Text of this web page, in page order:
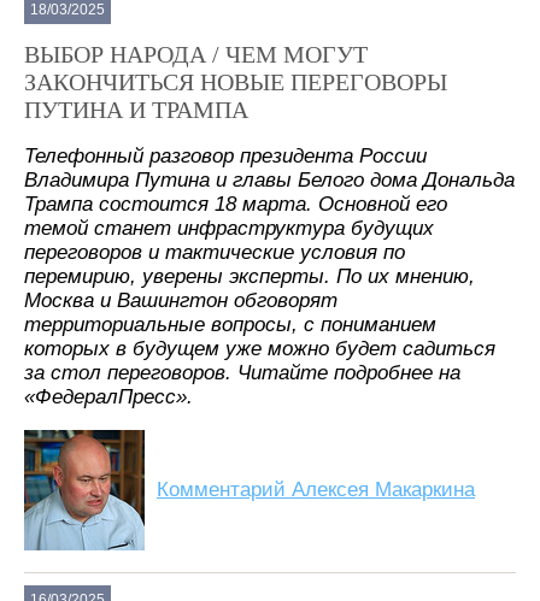
18/03/2025
ВЫБОР НАРОДА / ЧЕМ МОГУТ
ЗАКОНЧИТЬСЯ НОВЫЕ ПЕРЕГОВОРЫ
ПУТИНА И ТРАМПА
Телефонный разговор президента России
Владимира Путина и главы Белого дома Дональда
Трампа состоится 18 марта. Основной его
темой станет инфраструктура будущих
переговоров и тактические условия по
перемирию, уверены эксперты. По их мнению,
Москва и Вашингтон обговорят
территориальные вопросы, с пониманием
которых в будущем уже можно будет садиться
за стол переговоров. Читайте подробнее на
«ФедералПресс».
Комментарий Алексея Макаркина